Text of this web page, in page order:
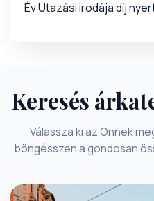
Keresés
böngésszen a gondosan